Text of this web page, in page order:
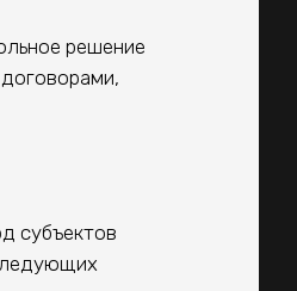
решение
субъектов